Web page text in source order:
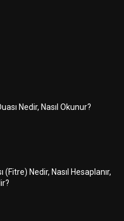
Nedir, Nasıl Okunur?
(Fitre) Nedir, Nasıl Hesaplanır,